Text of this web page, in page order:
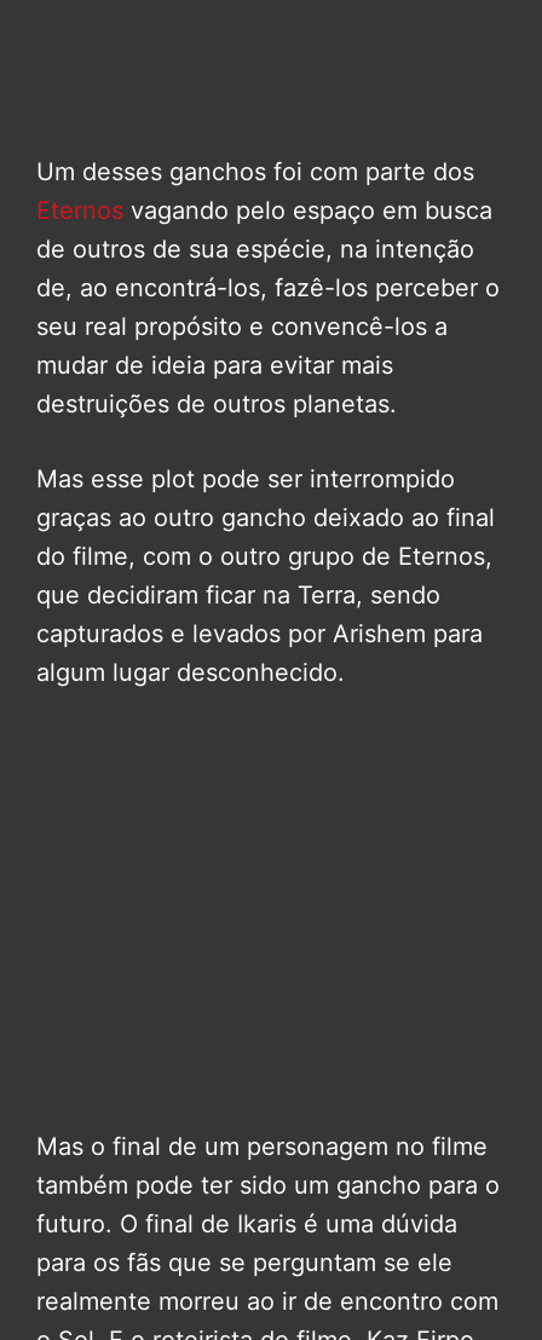
Um desses ganchos foi com parte dos
Eternos vagando pelo espaço em busca
de outros de sua espécie, na intenção
de, ao encontrá-los, fazê-los perceber o
seu real propósito e convencê-los a
mudar de ideia para evitar mais
destruições de outros planetas.
Mas esse plot pode ser interrompido
graças ao outro gancho deixado ao final
do filme, com o outro grupo de Eternos,
que decidiram ficar na Terra, sendo
capturados e levados por Arishem para
algum lugar desconhecido.
Mas o final de um personagem no filme
também pode ter sido um gancho para o
futuro. O final de Ikaris é uma dúvida
para os fãs que se perguntam se ele
realmente morreu ao ir de encontro com